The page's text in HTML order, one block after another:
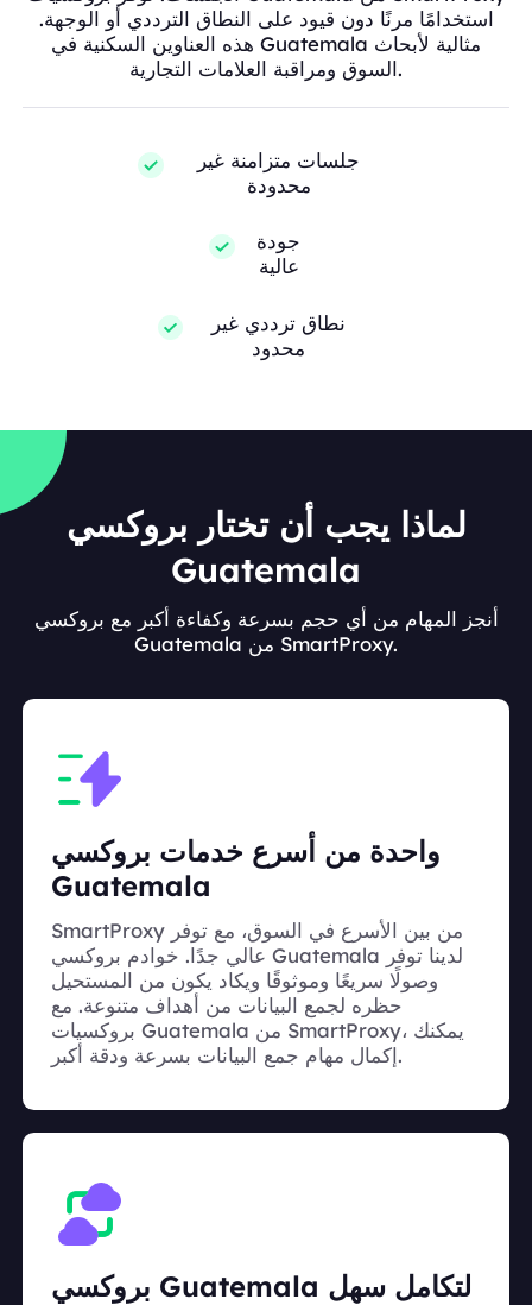
استخدامًا مرنًا دون قيود على النطاق الترددي أو الوجهة.
هذه العناوين السكنية في Guatemala مثالية لأبحاث
السوق ومراقبة العلامات التجارية.
جلسات متزامنة غير
محدودة
جودة
عالية
نطاق ترددي غير
محدود
لماذا يجب أن تختار بروكسي
Guatemala
أنجز المهام من أي حجم بسرعة وكفاءة أكبر مع بروكسي
Guatemala من SmartProxy.
واحدة من أسرع خدمات بروكسي
Guatemala
SmartProxy من بين الأسرع في السوق، مع توفر
عالي جدًا. خوادم بروكسي Guatemala لدينا توفر
وصولًا سريعًا وموثوقًا ويكاد يكون من المستحيل
حظره لجمع البيانات من أهداف متنوعة. مع
بروكسيات Guatemala من SmartProxy، يمكنك
إكمال مهام جمع البيانات بسرعة ودقة أكبر.
بروكسي Guatemala لتكامل سهل